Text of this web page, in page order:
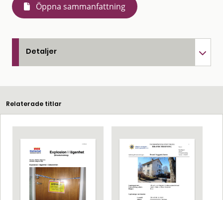
Öppna sammanfattning
Detaljer
Relaterade titlar